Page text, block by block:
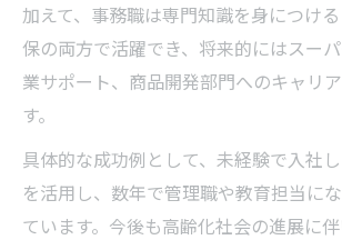
加えて、事務職は専門知識を身につけ
保の両方で活躍でき、将来的にはスー
業サポート、商品開発部門へのキャリ
す。
具体的な成功例として、未経験で入社
を活用し、数年で管理職や教育担当に
ています。今後も高齢化社会の進展に